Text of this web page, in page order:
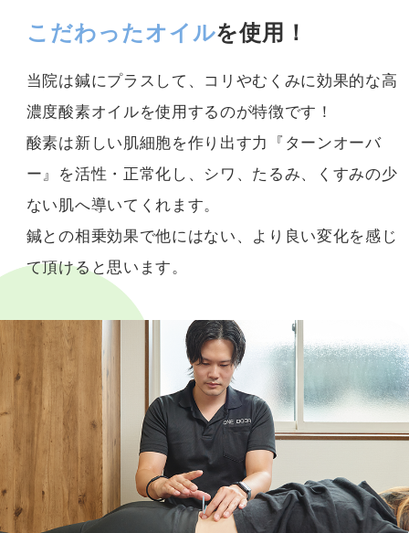
こだわったオイルを使用！
当院は鍼にプラスして、コリやむくみに効果的な高
濃度酸素オイルを使用するのが特徴です！
酸素は新しい肌細胞を作り出す力『ターンオーバ
ー』を活性・正常化し、シワ、たるみ、くすみの少
ない肌へ導いてくれます。
鍼との相乗効果で他にはない、より良い変化を感じ
て頂けると思います。